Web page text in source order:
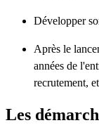
Développer
Après le
années de
recrutement,
Les